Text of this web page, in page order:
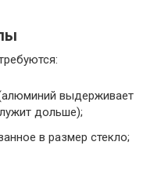
выдерживает
дольше);
в размер стекло;